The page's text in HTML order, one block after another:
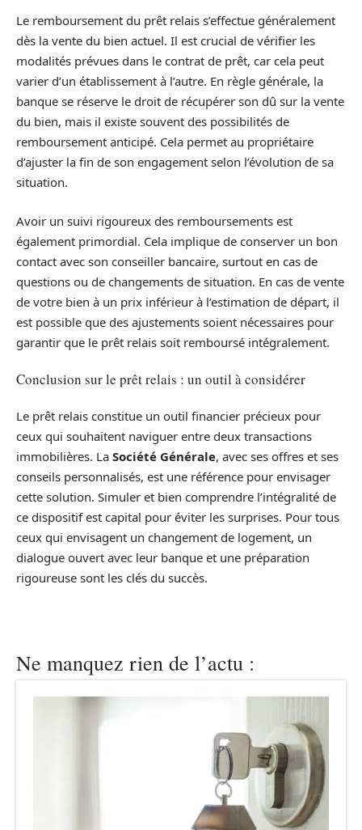
Le remboursement du prêt relais s’effectue généralement
dès la vente du bien actuel. Il est crucial de vérifier les
modalités prévues dans le contrat de prêt, car cela peut
varier d’un établissement à l’autre. En règle générale, la
banque se réserve le droit de récupérer son dû sur la vente
du bien, mais il existe souvent des possibilités de
remboursement anticipé. Cela permet au propriétaire
d’ajuster la fin de son engagement selon l’évolution de sa
situation.
Avoir un suivi rigoureux des remboursements est
également primordial. Cela implique de conserver un bon
contact avec son conseiller bancaire, surtout en cas de
questions ou de changements de situation. En cas de vente
de votre bien à un prix inférieur à l’estimation de départ, il
est possible que des ajustements soient nécessaires pour
garantir que le prêt relais soit remboursé intégralement.
Conclusion sur le prêt relais : un outil à considérer
Le prêt relais constitue un outil financier précieux pour
ceux qui souhaitent naviguer entre deux transactions
immobilières. La Société Générale, avec ses offres et ses
conseils personnalisés, est une référence pour envisager
cette solution. Simuler et bien comprendre l’intégralité de
ce dispositif est capital pour éviter les surprises. Pour tous
ceux qui envisagent un changement de logement, un
dialogue ouvert avec leur banque et une préparation
rigoureuse sont les clés du succès.
Ne manquez rien de l’actu :